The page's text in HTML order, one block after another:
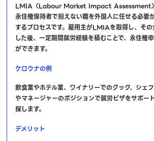
LMIA（Labour Market Impact Assessment
永住権保持者で担えない職を外国人に任せる必要
するプロセスです。雇用主がLMIAを取得し、そ
した後、一定期間就労経験を積むことで、永住権
ができます。
ケロウナの例
飲食業やホテル業、ワイナリーでのクック、シェ
やマネージャーのポジションで就労ビザをサポー
探します。
デメリット